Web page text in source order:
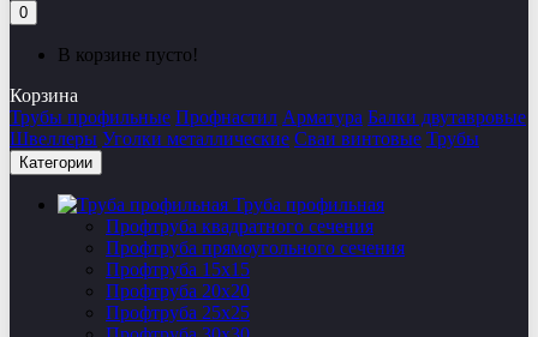
0
В корзине пусто!
Корзина
Трубы профильные Профнастил Арматура Балки двутавровые
Швеллеры Уголки металлические Сваи винтовые Трубы
Категории
Труба профильная
Профтруба квадратного сечения
Профтруба прямоугольного сечения
Профтруба 15х15
Профтруба 20х20
Профтруба 25х25